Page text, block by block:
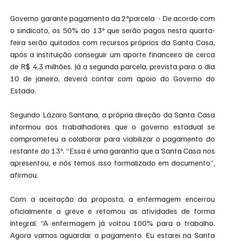
Governo garante pagamento da 2ªparcela  - De acordo com
o sindicato, os 50% do 13º que serão pagos nesta quarta-
feira serão quitados com recursos próprios da Santa Casa,
após a instituição conseguir um aporte financeiro de cerca
de R$ 4,3 milhões. Já a segunda parcela, prevista para o dia
10 de janeiro, deverá contar com apoio do Governo do
Estado.
Segundo Lázaro Santana, a própria direção da Santa Casa
informou aos trabalhadores que o governo estadual se
comprometeu a colaborar para viabilizar o pagamento do
restante do 13º. “Essa é uma garantia que a Santa Casa nos
apresentou, e nós temos isso formalizado em documento”,
afirmou.
Com a aceitação da proposta, a enfermagem encerrou
oficialmente a greve e retomou as atividades de forma
integral. “A enfermagem já voltou 100% para o trabalho.
Agora vamos aguardar o pagamento. Eu estarei na Santa